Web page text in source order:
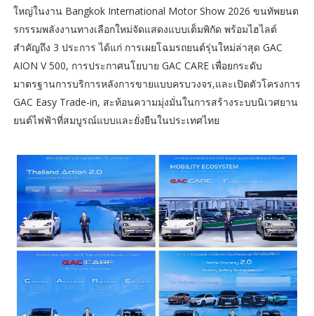
ใหญ่ในงาน Bangkok International Motor Show 2026 ขนทัพยนต
รกรรมพลังงานทางเลือกใหม่จัดแสดงแบบเต็มพิกัด พร้อมไฮไลต์
สำคัญถึง 3 ประการ ได้แก่ การเผยโฉมรถยนต์รุ่นใหม่ล่าสุด GAC
AION V 500, การประกาศนโยบาย GAC CARE เพื่อยกระดับ
มาตรฐานการบริการหลังการขายแบบครบวงจร,และเปิดตัวโครงการ
GAC Easy Trade-in, สะท้อนความมุ่งมั่นในการสร้างระบบนิเวศยาน
ยนต์ไฟฟ้าที่สมบูรณ์แบบและยั่งยืนในประเทศไทย